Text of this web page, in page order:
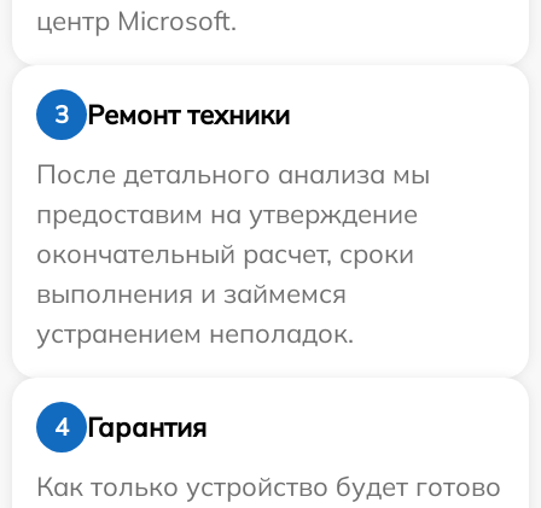
центр Microsoft.
3
Ремонт техники
После детального анализа мы
предоставим на утверждение
окончательный расчет, сроки
выполнения и займемся
устранением неполадок.
4
Гарантия
Как только устройство будет готово